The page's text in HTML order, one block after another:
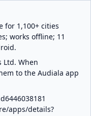
for 1,100+ cities
works offline; 11
Ltd. When
to the Audiala app
apps/details?